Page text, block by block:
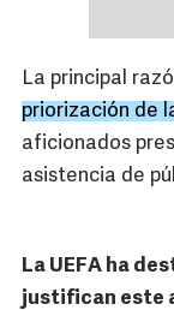
La principal
priorización de
aficionados
asistencia de
La UEFA ha
justifican este